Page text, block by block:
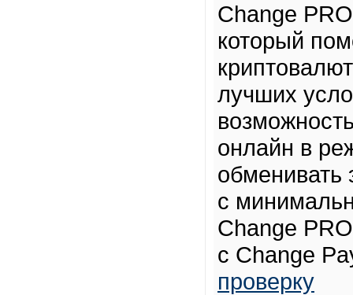
Change
который
лучших
онлайн в
обменивать
с
Change
с Change
проверку